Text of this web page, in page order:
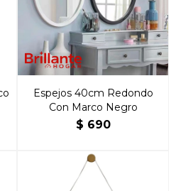
Espejos 40cm Redondo
Con Marco Negro
$ 690